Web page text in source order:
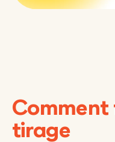
Comment
tirage